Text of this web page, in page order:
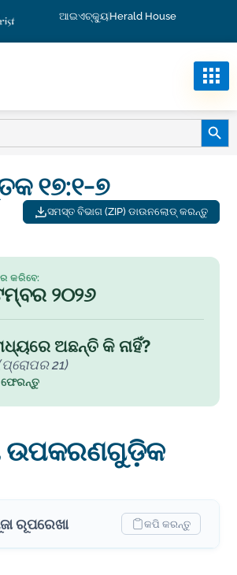
ଆଇଏଚ୍କ୍ୟୁHerald House
ସନ୍ଧାନ
୧୭:୧-୭
ସମସ୍ତ ବିଭାଗ (ZIP) ଡାଉନଲୋଡ୍ କରନ୍ତୁ
କରିବେ:
୨୦୨୬
ଅଛନ୍ତି କି ନାହିଁ?
21)
ଉପକରଣଗୁଡ଼ିକ
ରୂପରେଖା କପି କରନ୍ତୁ